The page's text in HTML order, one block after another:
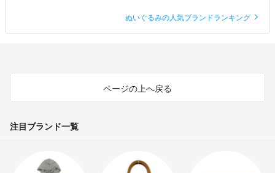
ぬいぐるみの人気ブランドランキング
ページの上へ戻る
注目ブランド一覧